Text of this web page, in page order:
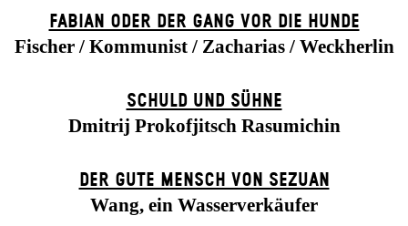
FABIAN ODER DER GANG VOR DIE HUNDE
Fischer / Kommunist / Zacharias / Weckherlin
SCHULD UND SÜHNE
Dmitrij Prokofjitsch Rasumichin
DER GUTE MENSCH VON SEZUAN
Wang, ein Wasserverkäufer